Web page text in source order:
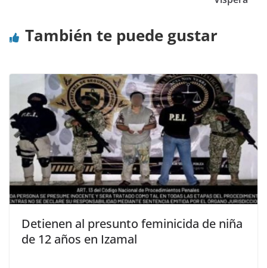
También te puede gustar
Detienen al presunto feminicida de niña
de 12 años en Izamal